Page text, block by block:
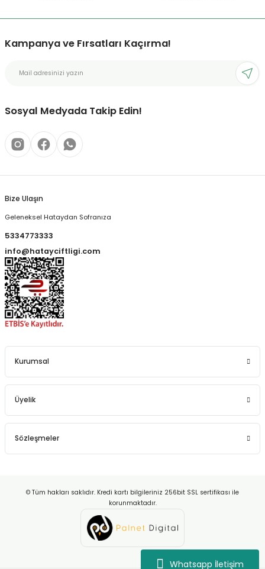
Whatsapp İletişim
Kampanya ve Fırsatları Kaçırma!
Sosyal Medyada Takip Edin!
Bize Ulaşın
Geleneksel Hataydan Sofranıza
5334773333
info@hatayciftligi.com
Kurumsal
Üyelik
Sözleşmeler
© Tüm hakları saklıdır. Kredi kartı bilgileriniz 256bit SSL sertifikası ile
korunmaktadır.